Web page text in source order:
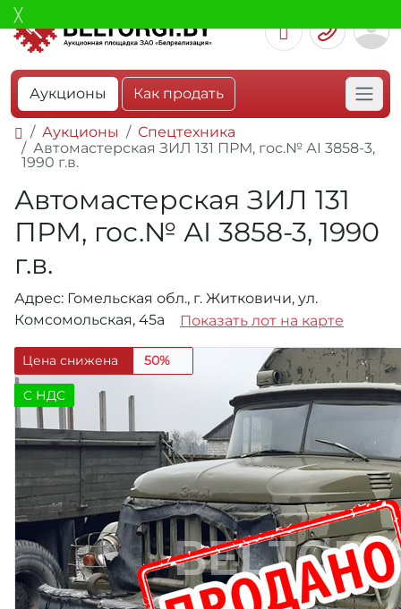
Аукционы Как продать
Аукционы
Спецтехника
Автомастерская ЗИЛ 131 ПРМ, гос.№ АI 3858-3,
1990 г.в.
Автомастерская ЗИЛ 131
ПРМ, гос.№ АI 3858-3, 1990
г.в.
Адрес: Гомельская обл., г. Житковичи, ул.
Комсомольская, 45а
Показать лот на карте
Цена снижена 50%
C НДС